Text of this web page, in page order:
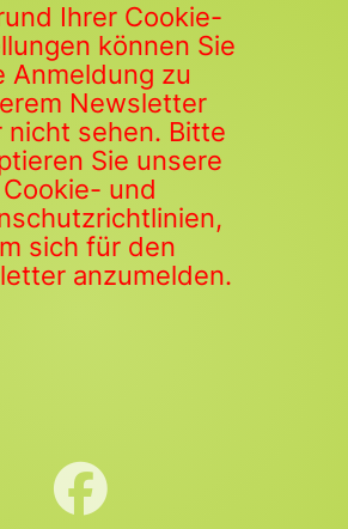
Ihrer Cookie-
können Sie
Anmeldung zu
Newsletter
nicht sehen. Bitte
Sie unsere
Cookie- und
sich für den
anzumelden.